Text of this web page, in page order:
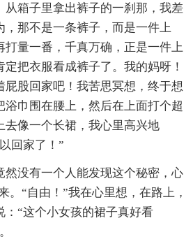
从箱子里拿出裤子的一刹那，我差
，那不是一条裤子，而是一件上
打量一番，千真万确，正是一件上
把衣服看成裤子了。我的妈呀！
屁股回家吧！我苦思冥想，终于想
浴巾围在腰上，然后在上面打个超
去像一个长裙，我心里高兴地
回家了！”
然没有一个人能发现这个秘密，心
。“自由！”我在心里想，在路上，
：“这个小女孩的裙子真好看